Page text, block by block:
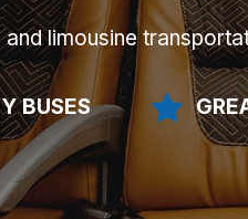
limousine
BUSES